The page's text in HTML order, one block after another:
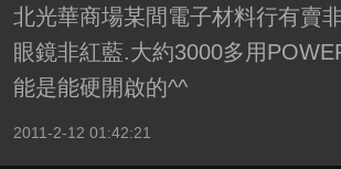
北光華商場某間電子材料行有賣
眼鏡非紅藍.大約3000多用
能是能硬開啟的^^
2011-2-12 01:42:21